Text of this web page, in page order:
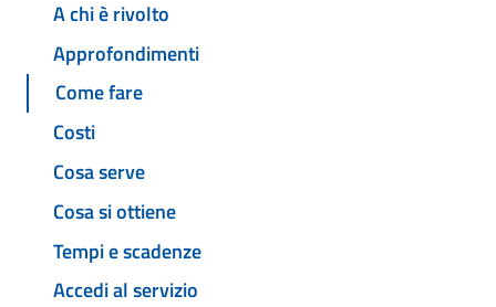
A chi è rivolto
Approfondimenti
Come fare
Costi
Cosa serve
Cosa si ottiene
Tempi e scadenze
Accedi al servizio